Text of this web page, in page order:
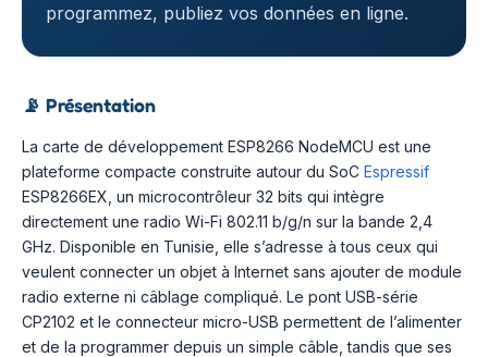
programmez, publiez vos données en ligne.
📡 Présentation
La carte de développement ESP8266 NodeMCU est une
plateforme compacte construite autour du SoC Espressif
ESP8266EX, un microcontrôleur 32 bits qui intègre
directement une radio Wi-Fi 802.11 b/g/n sur la bande 2,4
GHz. Disponible en Tunisie, elle s’adresse à tous ceux qui
veulent connecter un objet à Internet sans ajouter de module
radio externe ni câblage compliqué. Le pont USB-série
CP2102 et le connecteur micro-USB permettent de l’alimenter
et de la programmer depuis un simple câble, tandis que ses